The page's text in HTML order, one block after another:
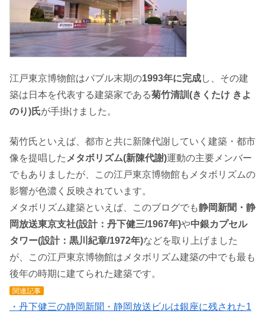
江戸東京博物館はバブル末期の1993年に完成し、その建
築は日本を代表する建築家である菊竹清訓(きくたけ きよ
のり)氏が手掛けました。
菊竹氏といえば、都市と共に新陳代謝していく建築・都市
像を提唱した メタボリズム(新陳代謝)運動の主要メンバー
でもありましたが、この江戸東京博物館もメタボリズムの
影響が色濃く反映されています。
メタボリズム建築といえば、このブログでも静岡新聞・静
岡放送東京支社(設計：丹下健三/1967年)や中銀カプセル
タワー(設計：黒川紀章/1972年)などを取り上げました
が、この江戸東京博物館はメタボリズム建築の中でも最も
後年の時期に建てられた建築です。
関連記事
・丹下健三の静岡新聞・静岡放送ビルは銀座に残された1